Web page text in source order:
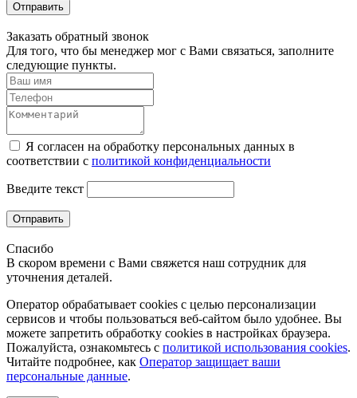
Отправить
Заказать обратный звонок
Для того, что бы менеджер мог с Вами связаться, заполните
следующие пункты.
Я согласен на обработку персональных данных в
соответствии с политикой конфиденциальности
Введите текст
Отправить
Спасибо
В скором времени с Вами свяжется наш сотрудник для
уточнения деталей.
Оператор обрабатывает cookies с целью персонализации
сервисов и чтобы пользоваться веб-сайтом было удобнее. Вы
можете запретить обработку сookies в настройках браузера.
Пожалуйста, ознакомьтесь с политикой использования cookies.
Читайте подробнее, как Оператор защищает ваши
персональные данные.